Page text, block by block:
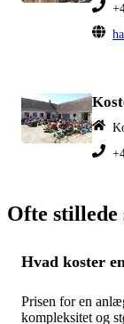
Ofte stillede
Hvad koster
Prisen for en
kompleksitet og